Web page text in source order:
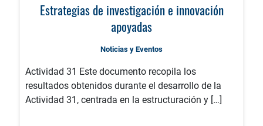
Estrategias de investigación e innovación
apoyadas
Noticias y Eventos
Actividad 31 Este documento recopila los
resultados obtenidos durante el desarrollo de la
Actividad 31, centrada en la estructuración y […]